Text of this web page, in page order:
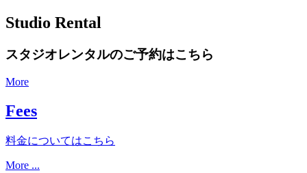
Studio Rental
スタジオレンタルのご予約はこちら
More
Fees
料金についてはこちら
More ...